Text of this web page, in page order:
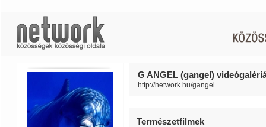
G ANGEL (gangel)
http://network.hu/gangel
Természetfilmek